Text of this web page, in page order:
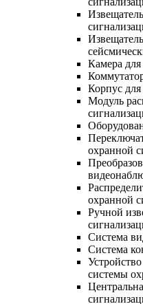
Камера
Корпус
Модуль
охранной
охранной
Ручной
Система
Система
системы